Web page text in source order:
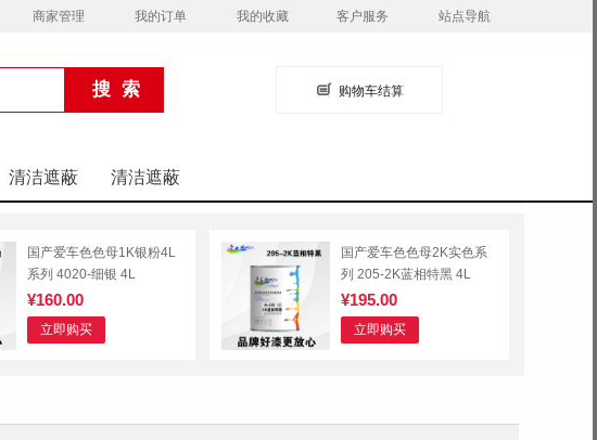
商家管理 我的订单 我的收藏 客户服务 站点导航
购物车结算
清洁遮蔽 清洁遮蔽
国产爱车色色母1K银粉4L
系列 4020-细银 4L
¥160.00
立即购买
国产爱车色色母2K实色系
列 205-2K蓝相特黑 4L
¥195.00
立即购买